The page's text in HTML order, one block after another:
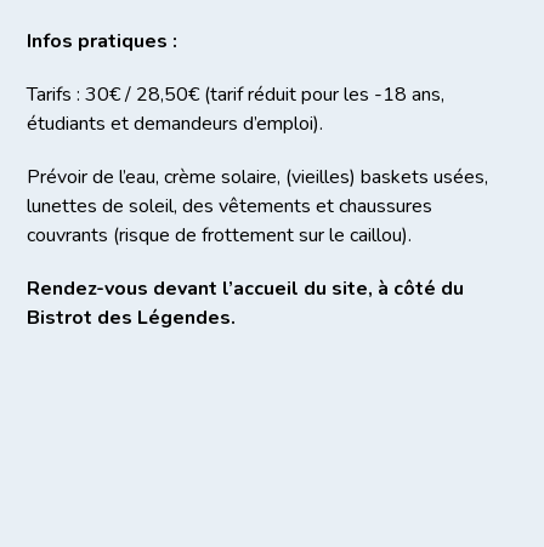
Infos pratiques :
Tarifs : 30€ / 28,50€ (tarif réduit pour les -18 ans,
étudiants et demandeurs d’emploi).
Prévoir de l’eau, crème solaire, (vieilles) baskets usées,
lunettes de soleil, des vêtements et chaussures
couvrants (risque de frottement sur le caillou).
Rendez-vous devant l’accueil du site, à côté du
Bistrot des Légendes.